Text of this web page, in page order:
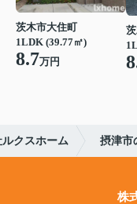
茨木市大住町
1LDK (39.77㎡)
8.7万円
クスホーム 摂津市
株